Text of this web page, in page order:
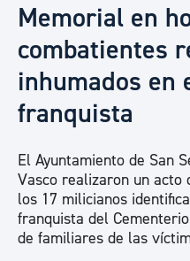
Memorial en
combatientes
inhumados en
franquista
El Ayuntamiento de San
Vasco realizaron un acto
los 17 milicianos
franquista del
de familiares de las